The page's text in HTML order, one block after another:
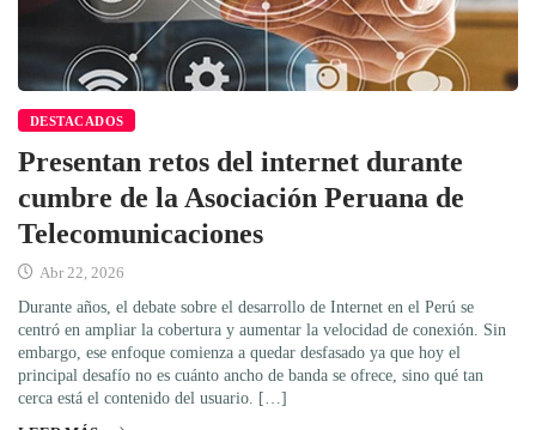
DESTACADOS
Presentan retos del internet durante
cumbre de la Asociación Peruana de
Telecomunicaciones
Abr 22, 2026
Durante años, el debate sobre el desarrollo de Internet en el Perú se
centró en ampliar la cobertura y aumentar la velocidad de conexión. Sin
embargo, ese enfoque comienza a quedar desfasado ya que hoy el
principal desafío no es cuánto ancho de banda se ofrece, sino qué tan
cerca está el contenido del usuario. […]